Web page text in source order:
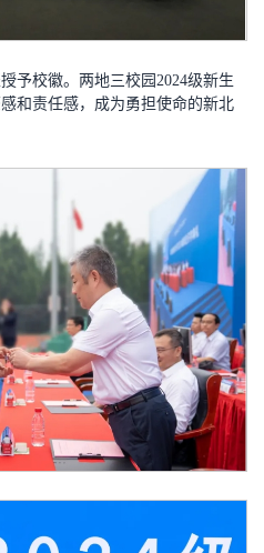
予校徽。两地三校园2024级新生
和责任感，成为勇担使命的新北